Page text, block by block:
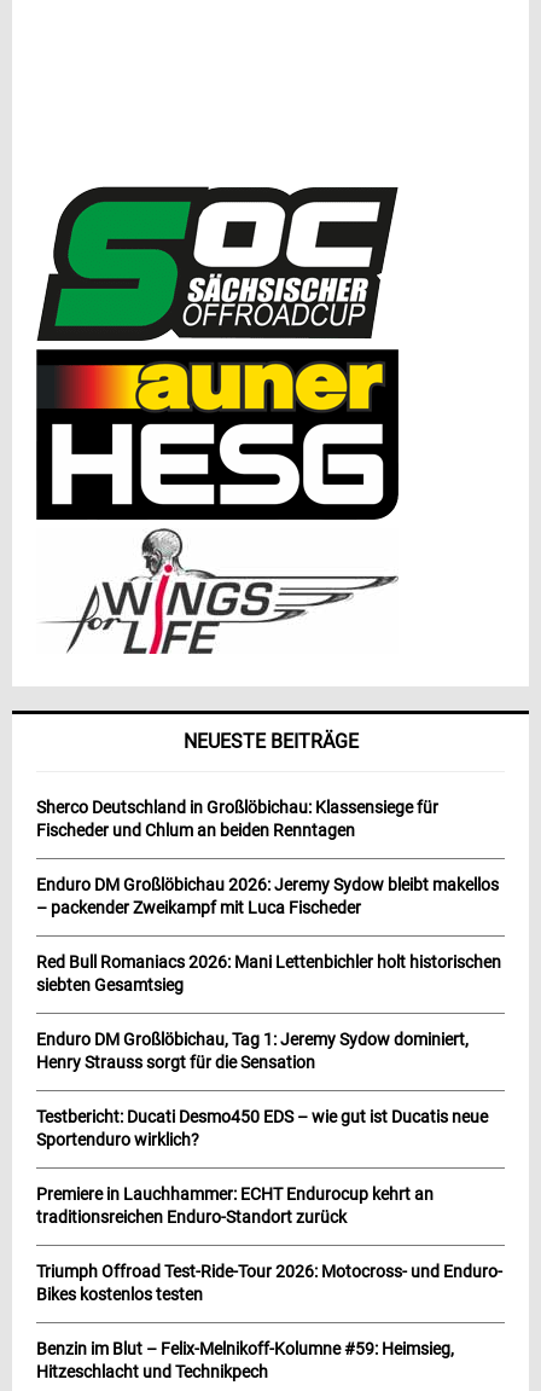
NEUESTE BEITRÄGE
Sherco Deutschland in Großlöbichau: Klassensiege für
Fischeder und Chlum an beiden Renntagen
Enduro DM Großlöbichau 2026: Jeremy Sydow bleibt makellos
– packender Zweikampf mit Luca Fischeder
Red Bull Romaniacs 2026: Mani Lettenbichler holt historischen
siebten Gesamtsieg
Enduro DM Großlöbichau, Tag 1: Jeremy Sydow dominiert,
Henry Strauss sorgt für die Sensation
Testbericht: Ducati Desmo450 EDS – wie gut ist Ducatis neue
Sportenduro wirklich?
Premiere in Lauchhammer: ECHT Endurocup kehrt an
traditionsreichen Enduro-Standort zurück
Triumph Offroad Test-Ride-Tour 2026: Motocross- und Enduro-
Bikes kostenlos testen
Benzin im Blut – Felix-Melnikoff-Kolumne #59: Heimsieg,
Hitzeschlacht und Technikpech